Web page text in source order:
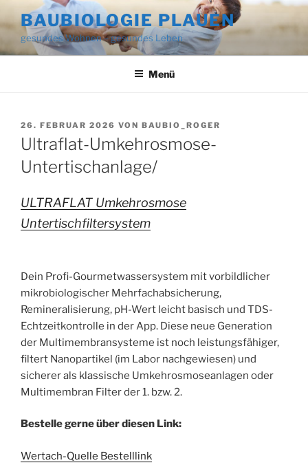
Inhalt
springen
BAUBIOLOGIE PLAUEN
gesundes Wohnen – gesundes Leben
Menü
VERÖFFENTLICHT
AM
26. FEBRUAR 2026 VON BAUBIO_ROGER
Ultraflat-Umkehrosmose-
Untertischanlage/
ULTRAFLAT Umkehrosmose
Untertischfiltersystem
Dein Profi-Gourmetwassersystem mit vorbildlicher
mikrobiologischer Mehrfachabsicherung,
Remineralisierung, pH-Wert leicht basisch und TDS-
Echtzeitkontrolle in der App. Diese neue Generation
der Multimembransysteme ist noch leistungsfähiger,
filtert Nanopartikel (im Labor nachgewiesen) und
sicherer als klassische Umkehrosmoseanlagen oder
Multimembran Filter der 1. bzw. 2.
Bestelle gerne über diesen Link:
Wertach-Quelle Bestelllink